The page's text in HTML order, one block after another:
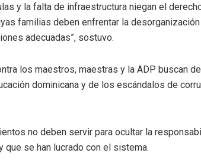
y la falta de infraestructura niegan el
familias deben enfrentar la
adecuadas”, sostuvo.
los maestros, maestras y la ADP buscan
dominicana y de los escándalos de
no deben servir para ocultar la
que se han lucrado con el sistema.